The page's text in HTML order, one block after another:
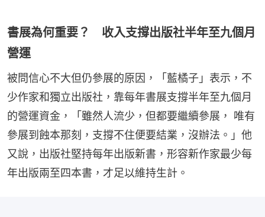
書展為何重要？ 收入支撐出版社半年至九個月
營運
被問信心不大但仍參展的原因，「藍橘子」表示，不
少作家和獨立出版社，靠每年書展支撐半年至九個月
的營運資金，「雖然人流少，但都要繼續參展， 唯有
參展到蝕本那刻，支撐不住便要結業，沒辦法。」他
又說，出版社堅持每年出版新書，形容新作家最少每
年出版兩至四本書，才足以維持生計。